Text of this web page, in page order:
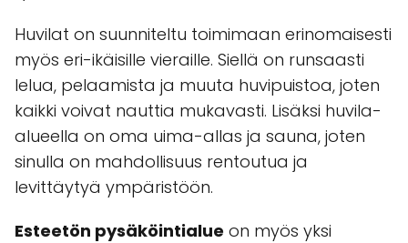
Huvilat on suunniteltu toimimaan erinomaisesti
myös eri-ikäisille vieraille. Siellä on runsaasti
lelua, pelaamista ja muuta huvipuistoa, joten
kaikki voivat nauttia mukavasti. Lisäksi huvila-
alueella on oma uima-allas ja sauna, joten
sinulla on mahdollisuus rentoutua ja
levittäytyä ympäristöön.
Esteetön pysäköintialue on myös yksi